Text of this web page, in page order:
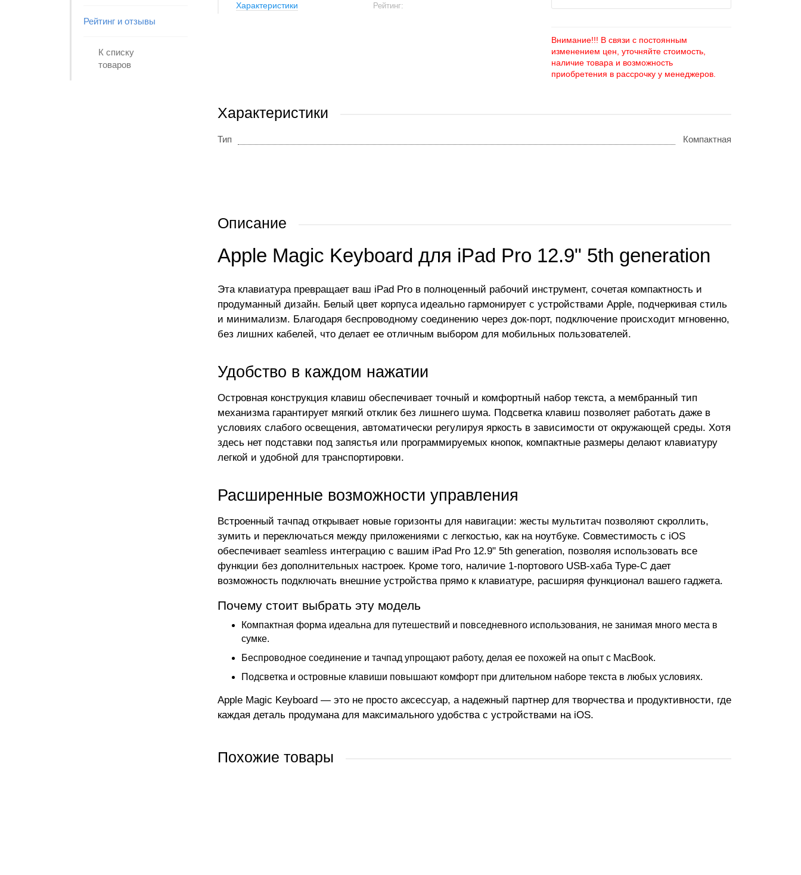
Рейтинг и отзывы
К списку
товаров
Характеристики Рейтинг:
Внимание!!! В связи с постоянным
изменением цен, уточняйте стоимость,
наличие товара и возможность
приобретения в рассрочку у менеджеров.
Характеристики
Тип Компактная
Описание
Apple Magic Keyboard для iPad Pro 12.9" 5th generation
Эта клавиатура превращает ваш iPad Pro в полноценный рабочий инструмент, сочетая компактность и
продуманный дизайн. Белый цвет корпуса идеально гармонирует с устройствами Apple, подчеркивая стиль
и минимализм. Благодаря беспроводному соединению через док-порт, подключение происходит мгновенно,
без лишних кабелей, что делает ее отличным выбором для мобильных пользователей.
Удобство в каждом нажатии
Островная конструкция клавиш обеспечивает точный и комфортный набор текста, а мембранный тип
механизма гарантирует мягкий отклик без лишнего шума. Подсветка клавиш позволяет работать даже в
условиях слабого освещения, автоматически регулируя яркость в зависимости от окружающей среды. Хотя
здесь нет подставки под запястья или программируемых кнопок, компактные размеры делают клавиатуру
легкой и удобной для транспортировки.
Расширенные возможности управления
Встроенный тачпад открывает новые горизонты для навигации: жесты мультитач позволяют скроллить,
зумить и переключаться между приложениями с легкостью, как на ноутбуке. Совместимость с iOS
обеспечивает seamless интеграцию с вашим iPad Pro 12.9" 5th generation, позволяя использовать все
функции без дополнительных настроек. Кроме того, наличие 1-портового USB-хаба Type-C дает
возможность подключать внешние устройства прямо к клавиатуре, расширяя функционал вашего гаджета.
Почему стоит выбрать эту модель
Компактная форма идеальна для путешествий и повседневного использования, не занимая много места в
сумке.
Беспроводное соединение и тачпад упрощают работу, делая ее похожей на опыт с MacBook.
Подсветка и островные клавиши повышают комфорт при длительном наборе текста в любых условиях.
Apple Magic Keyboard — это не просто аксессуар, а надежный партнер для творчества и продуктивности, где
каждая деталь продумана для максимального удобства с устройствами на iOS.
Похожие товары